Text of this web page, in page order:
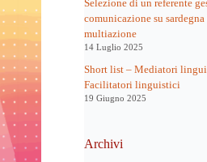
Selezione di un referente
comunicazione su
multiazione
14 Luglio 2025
Short list – Mediatori
Facilitatori linguistici
19 Giugno 2025
Archivi